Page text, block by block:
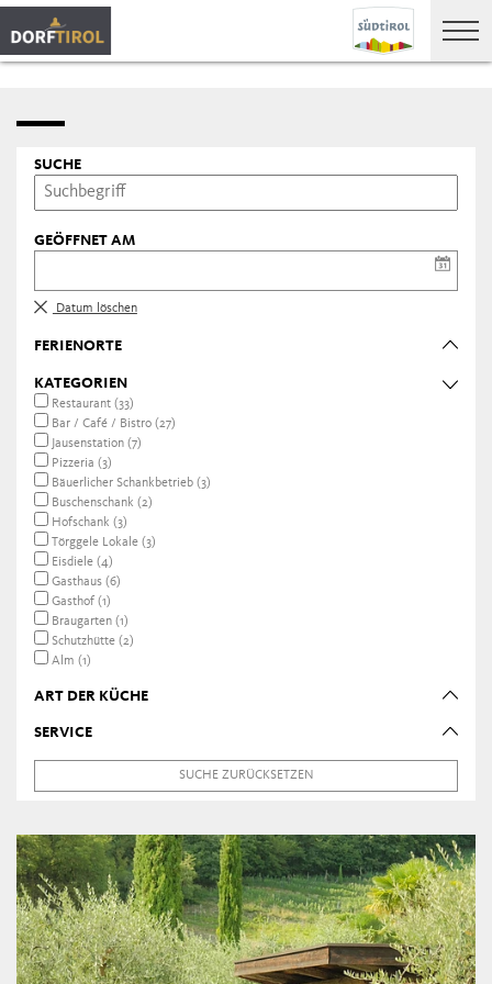
SUCHE
GEÖFFNET AM
Datum löschen
FERIENORTE
KATEGORIEN
Restaurant (33)
Bar / Café / Bistro (27)
Jausenstation (7)
Pizzeria (3)
Bäuerlicher Schankbetrieb (3)
Buschenschank (2)
Hofschank (3)
Törggele Lokale (3)
Eisdiele (4)
Gasthaus (6)
Gasthof (1)
Braugarten (1)
Schutzhütte (2)
Alm (1)
ART DER KÜCHE
SERVICE
SUCHE ZURÜCKSETZEN